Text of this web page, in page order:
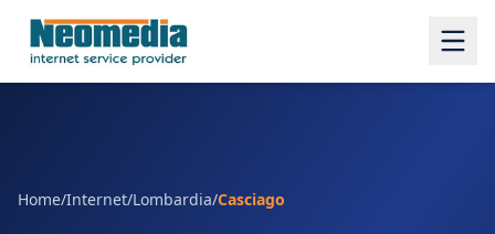
Home/Internet/Lombardia/Casciago